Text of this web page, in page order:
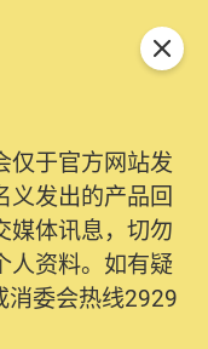
仅于官方网站发
义发出的产品回
媒体讯息，切勿
人资料。如有疑
消委会热线2929
关闭